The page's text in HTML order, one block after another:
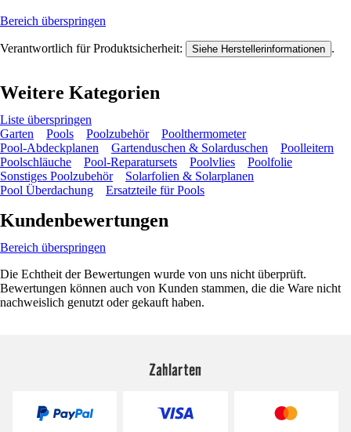
Bereich überspringen
Verantwortlich für Produktsicherheit: Siehe Herstellerinformationen .
Weitere Kategorien
Liste überspringen
Garten
Pools Poolzubehör
Poolthermometer
Pool-Abdeckplanen
Gartenduschen & Solarduschen
Poolleitern
Poolschläuche
Pool-Reparatursets Poolvlies
Poolfolie
Sonstiges Poolzubehör
Solarfolien & Solarplanen
Pool Überdachung
Ersatzteile für Pools
Kundenbewertungen
Bereich überspringen
Die Echtheit der Bewertungen wurde von uns nicht überprüft.
Bewertungen können auch von Kunden stammen, die die Ware nicht
nachweislich genutzt oder gekauft haben.
Zahlarten